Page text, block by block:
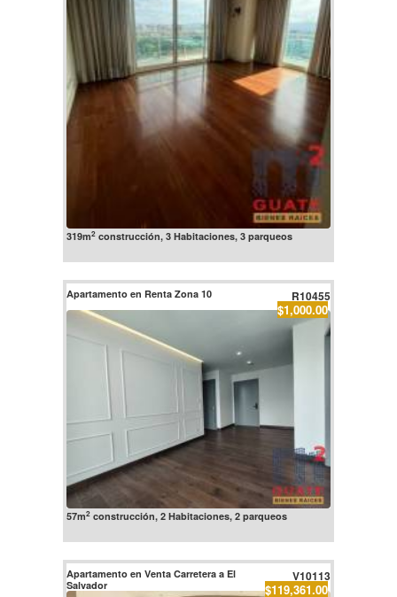
319m2construcción, 3 Habitaciones, 3 parqueos
Apartamento en Renta Zona 10 R10455
$1,000.00
57m2construcción, 2 Habitaciones, 2 parqueos
Apartamento en Venta Carretera a El
Salvador
V10113
$119,361.00